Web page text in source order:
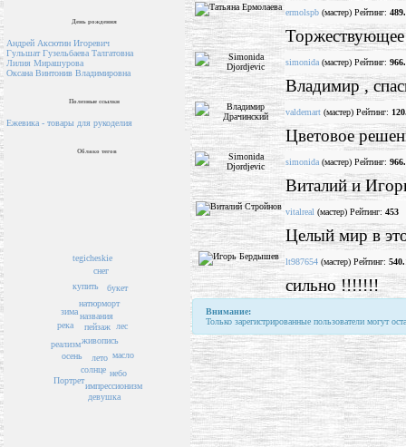
День рождения
Андрей Аксютин Игоревич
Гульшат Гузельбаева Талгатовна
Лилия Мирашурова
Оксана Винтонив Владимировна
Полезные ссылки
Ежевика - товары для рукоделия
Облако тегов
пейзаж
названия
живопись
лето
натюрморт
купить
солнце
лес
зима
осень
букет
масло
река
снег
tegicheskie
реализм
небо
импрессионизм
Портрет
девушка
ermolspb (мастер) Рейтинг:
Торжествующее
simonida (мастер) Рейтинг:
Владимир ,
valdemart (мастер) Рейтинг:
Цветовое
simonida (мастер) Рейтинг:
Виталий и
vitalreal (мастер) Рейтинг: 453
Целый мир в
lt987654 (мастер) Рейтинг:
сильно !!!!!!!
Внимание:
Только зарегистрированные пользователи могут